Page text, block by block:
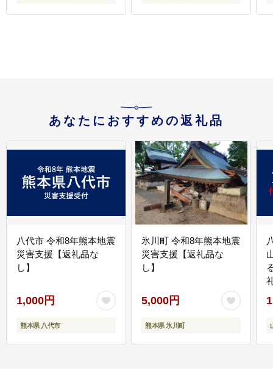
格改定YI】
【価格改定YF】
あなたにおすすめの返礼品
八代市 令和8年熊本地震
災害支援【返礼品な
し】
1,000円
熊本県 八代市
氷川町 令和8年熊本地震
災害支援【返礼品な
し】
5,000円
熊本県 氷川町